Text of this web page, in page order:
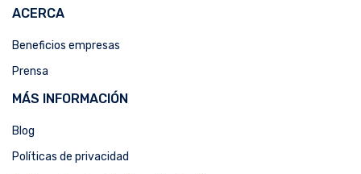
ACERCA
Beneficios empresas
Prensa
MÁS INFORMACIÓN
Blog
Políticas de privacidad